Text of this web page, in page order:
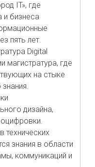
IT», где
и бизнеса
пять лет.
Digital
магистратура, где
на стыке
знания.
дизайна,
технических
знания в области
коммуникаций и